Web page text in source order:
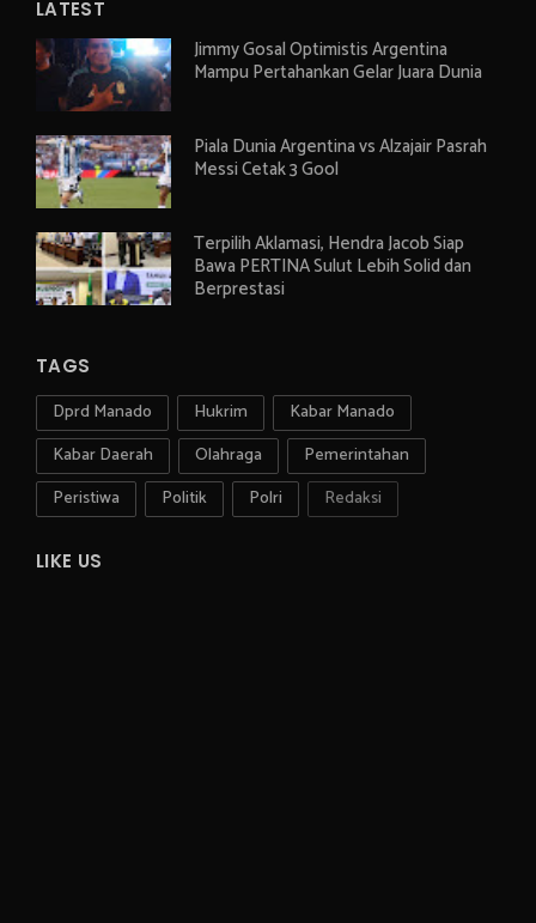
LATEST
Jimmy Gosal Optimistis Argentina
Mampu Pertahankan Gelar Juara Dunia
Piala Dunia Argentina vs Alzajair Pasrah
Messi Cetak 3 Gool
Terpilih Aklamasi, Hendra Jacob Siap
Bawa PERTINA Sulut Lebih Solid dan
Berprestasi
TAGS
Dprd Manado Hukrim
Kabar Manado
Kabar Daerah
Olahraga
Pemerintahan
Peristiwa
Politik Polri Redaksi
LIKE US